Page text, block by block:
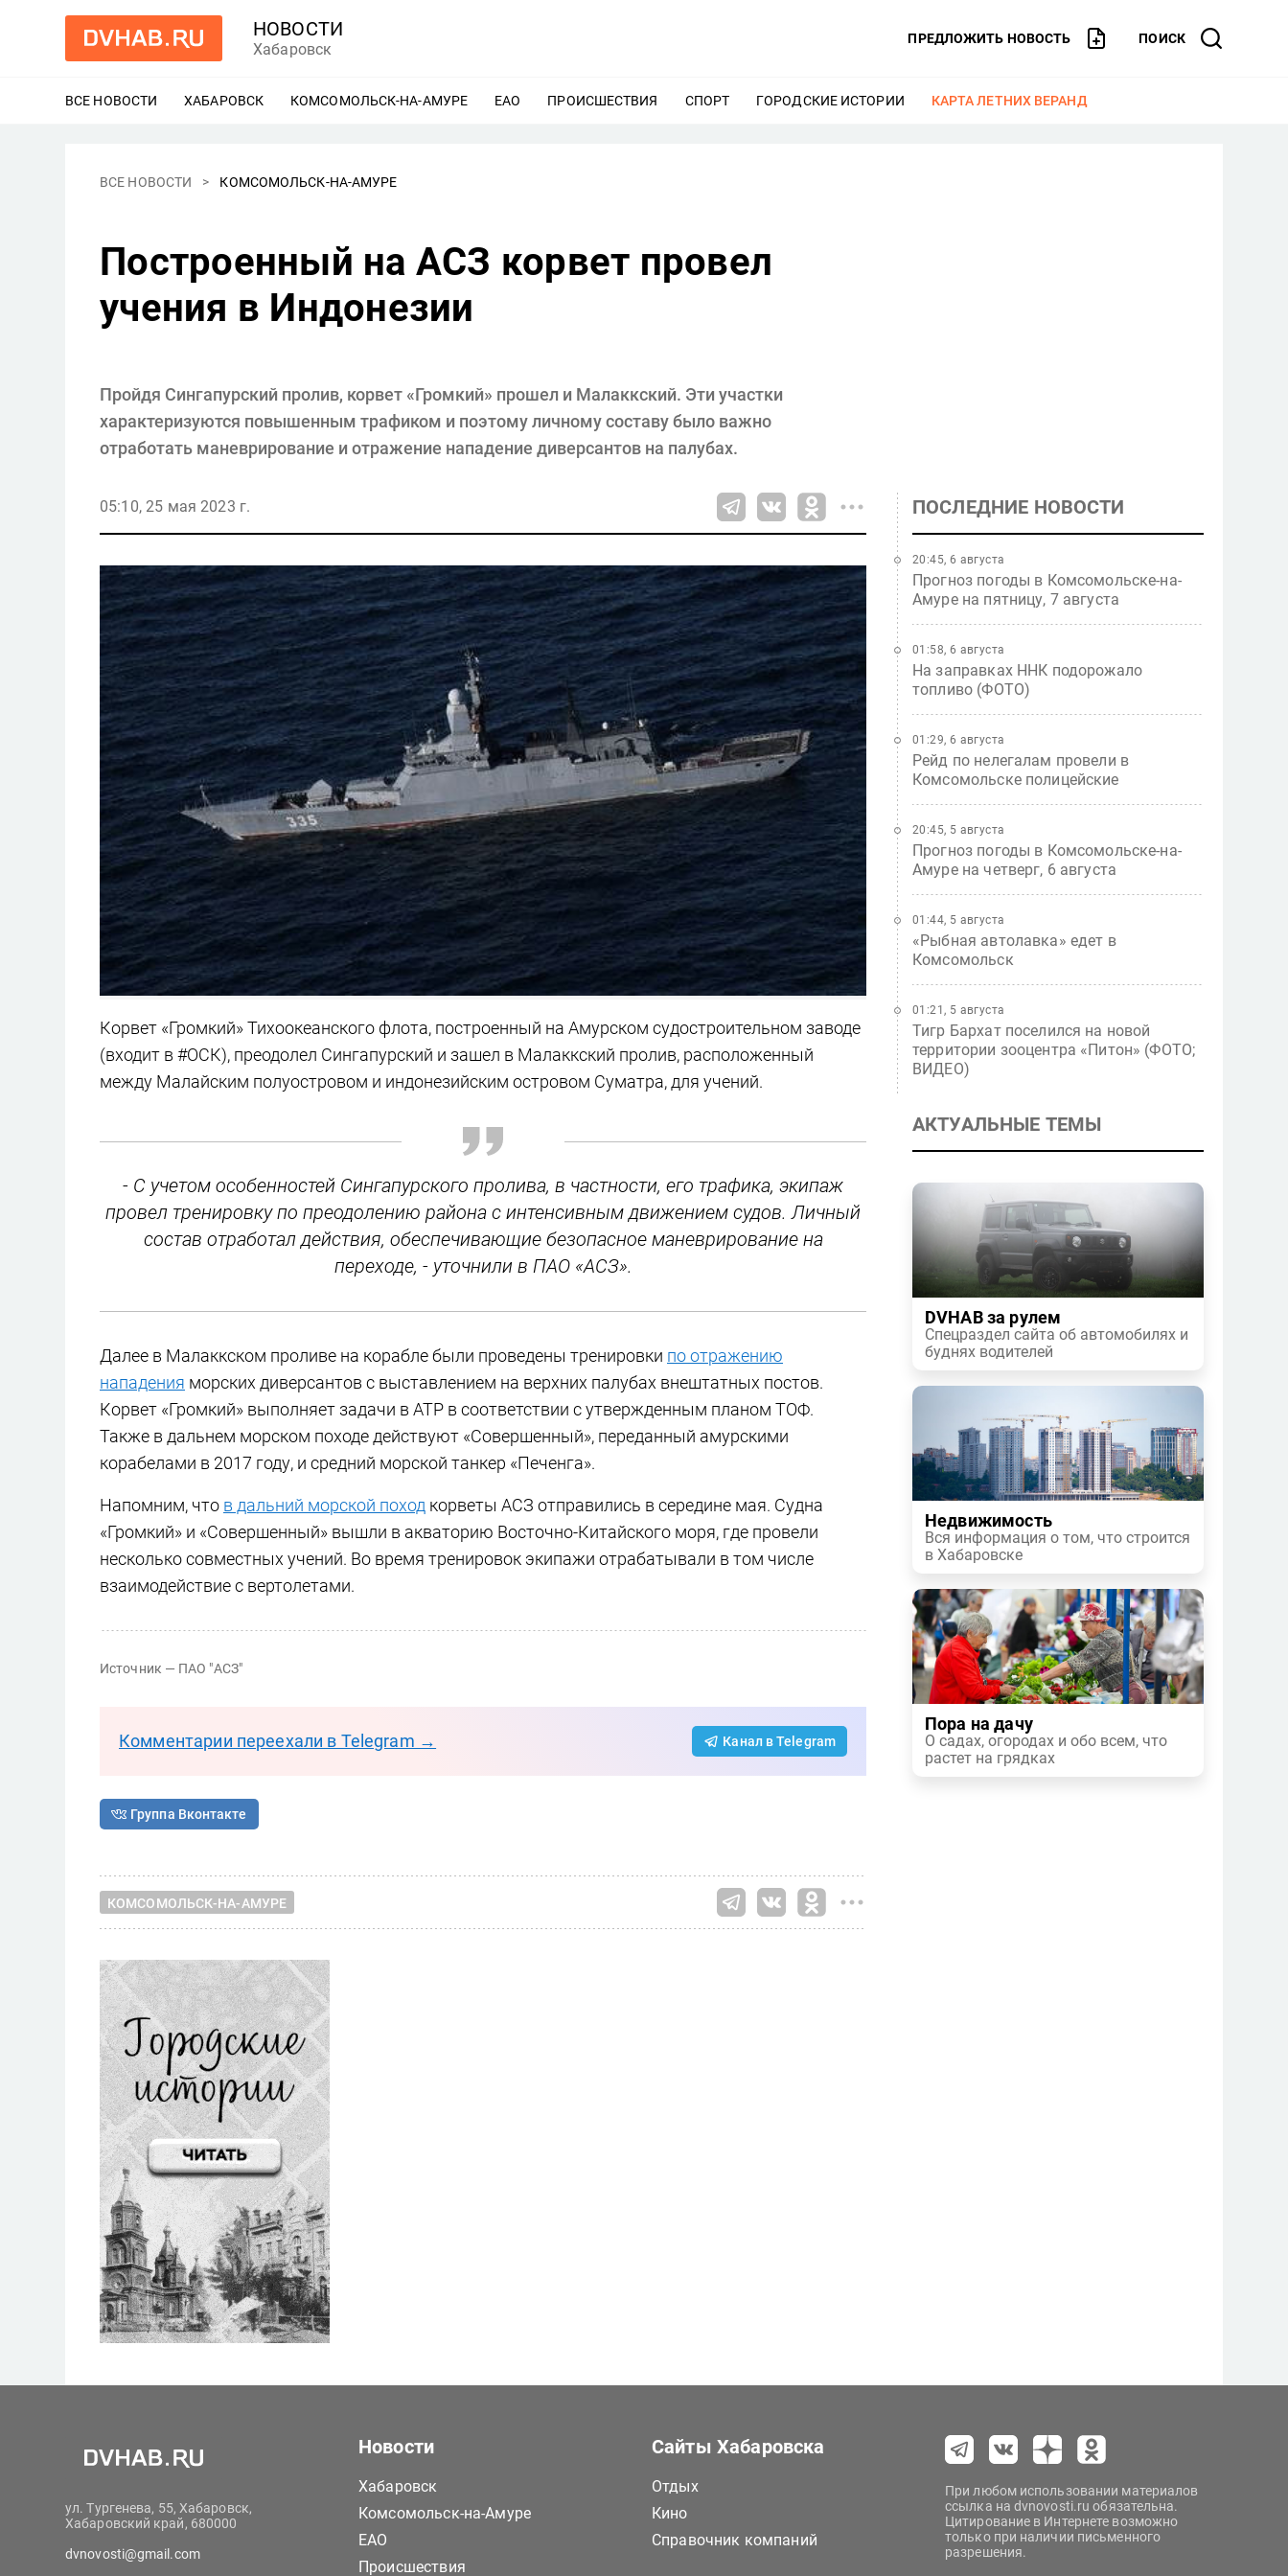
НОВОСТИ
Хабаровск
ПРЕДЛОЖИТЬ НОВОСТЬ ПОИСК
ВСЕ НОВОСТИ ХАБАРОВСК ЕЩЕ
КОМСОМОЛЬСК-НА-АМУРЕ ЕЩЕ
ЕАО ЕЩЕ
ПРОИСШЕСТВИЯ ЕЩЕ
СПОРТ ЕЩЕ
ГОРОДСКИЕ ИСТОРИИ ЕЩЕ
КАРТА ЛЕТНИХ ВЕРАНД
ВСЕ НОВОСТИ КОМСОМОЛЬСК-НА-АМУРЕ
Построенный на АСЗ корвет провел
учения в Индонезии
Пройдя Сингапурский пролив, корвет «Громкий» прошел и Малаккский. Эти участки
характеризуются повышенным трафиком и поэтому личному составу было важно
отработать маневрирование и отражение нападение диверсантов на палубах.
05:10, 25 мая 2023 г.
Корвет «Громкий» Тихоокеанского флота, построенный на Амурском судостроительном заводе
(входит в #ОСК), преодолел Сингапурский и зашел в Малаккский пролив, расположенный
между Малайским полуостровом и индонезийским островом Суматра, для учений.
- С учетом особенностей Сингапурского пролива, в частности, его трафика, экипаж
провел тренировку по преодолению района с интенсивным движением судов. Личный
состав отработал действия, обеспечивающие безопасное маневрирование на
переходе, - уточнили в ПАО «АСЗ».
Далее в Малаккском проливе на корабле были проведены тренировки по отражению
нападения морских диверсантов с выставлением на верхних палубах внештатных постов.
Корвет «Громкий» выполняет задачи в АТР в соответствии с утвержденным планом ТОФ.
Также в дальнем морском походе действуют «Совершенный», переданный амурскими
корабелами в 2017 году, и средний морской танкер «Печенга».
Напомним, что в дальний морской поход корветы АСЗ отправились в середине мая. Судна
«Громкий» и «Совершенный» вышли в акваторию Восточно-Китайского моря, где провели
несколько совместных учений. Во время тренировок экипажи отрабатывали в том числе
взаимодействие с вертолетами.
Источник — ПАО "АСЗ"
Комментарии переехали в Telegram → Канал в Telegram
Группа Вконтакте
КОМСОМОЛЬСК-НА-АМУРЕ
ПОСЛЕДНИЕ НОВОСТИ
Прогноз погоды в Комсомольске-на-
Амуре на пятницу, 7 августа
20:45, 6 августа
На заправках ННК подорожало
топливо (ФОТО)
01:58, 6 августа
Рейд по нелегалам провели в
Комсомольске полицейские
01:29, 6 августа
Прогноз погоды в Комсомольске-на-
Амуре на четверг, 6 августа
20:45, 5 августа
«Рыбная автолавка» едет в
Комсомольск
01:44, 5 августа
Тигр Бархат поселился на новой
территории зооцентра «Питон» (ФОТО;
ВИДЕО)
01:21, 5 августа
АКТУАЛЬНЫЕ ТЕМЫ
DVHAB за рулем
Спецраздел сайта об автомобилях и
буднях водителей
Недвижимость
Вся информация о том, что строится
в Хабаровске
Пора на дачу
О садах, огородах и обо всем, что
растет на грядках
ул. Тургенева, 55, Хабаровск,
Хабаровский край, 680000
dvnovosti@gmail.com
Новости
Хабаровск
Комсомольск-на-Амуре
ЕАО
Происшествия
Сайты Хабаровска
Отдых
Кино
Справочник компаний
При любом использовании материалов
ссылка на dvnovosti.ru обязательна.
Цитирование в Интернете возможно
только при наличии письменного
разрешения.